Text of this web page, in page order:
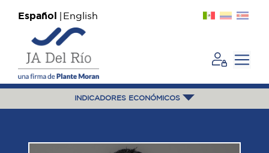
Español English
INDICADORES ECONÓMICOS